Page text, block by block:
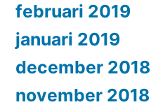
februari 2019
januari 2019
december 2018
november 2018